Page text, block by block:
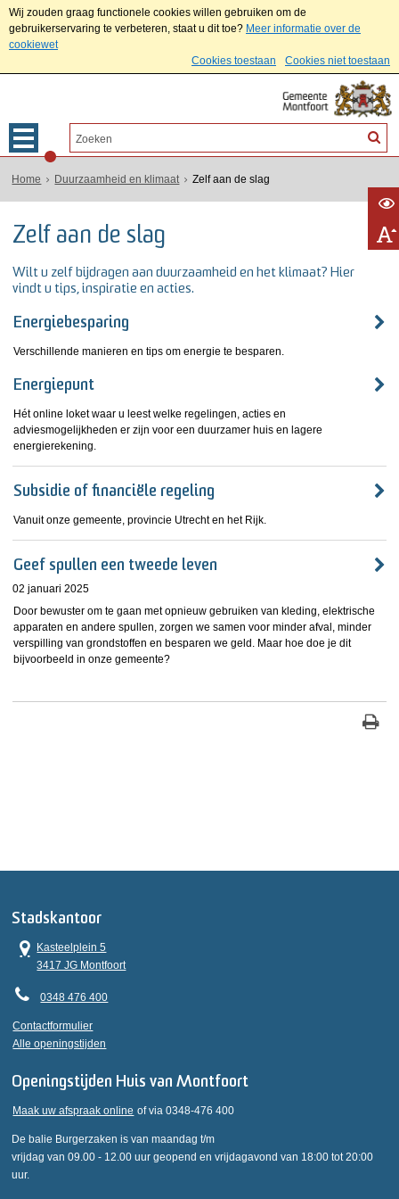
Wij zouden graag functionele cookies willen gebruiken om de
gebruikerservaring te verbeteren, staat u dit toe? Meer informatie over de
cookiewet
Cookies toestaan
Cookies niet toestaan
Home Duurzaamheid en klimaat Zelf aan de slag
Zelf aan de slag
Wilt u zelf bijdragen aan duurzaamheid en het klimaat? Hier
vindt u tips, inspiratie en acties.
Energiebesparing
Verschillende manieren en tips om energie te besparen.
Energiepunt
Hét online loket waar u leest welke regelingen, acties en
adviesmogelijkheden er zijn voor een duurzamer huis en lagere
energierekening.
Subsidie of financiële regeling
Vanuit onze gemeente, provincie Utrecht en het Rijk.
Geef spullen een tweede leven
02 januari 2025
Door bewuster om te gaan met opnieuw gebruiken van kleding, elektrische
apparaten en andere spullen, zorgen we samen voor minder afval, minder
verspilling van grondstoffen en besparen we geld. Maar hoe doe je dit
bijvoorbeeld in onze gemeente?
Stadskantoor
Kasteelplein 5
3417 JG Montfoort
0348 476 400
Contactformulier
Alle openingstijden
Openingstijden Huis van Montfoort
Maak uw afspraak online of via 0348-476 400
De balie Burgerzaken is van maandag t/m
vrijdag van 09.00 - 12.00 uur geopend en vrijdagavond van 18:00 tot 20:00
uur.